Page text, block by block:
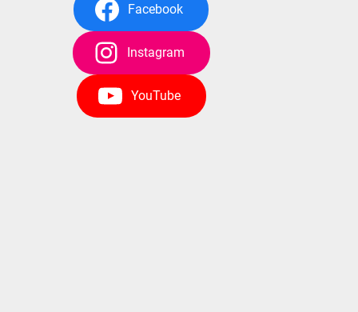
Facebook
Instagram
YouTube